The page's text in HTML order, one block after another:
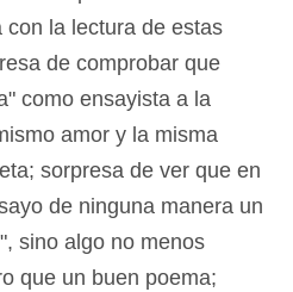
la lectura de estas
de comprobar que
como ensayista a la
amor y la misma
sorpresa de ver que en
de ninguna manera un
sino algo no menos
que un buen poema;